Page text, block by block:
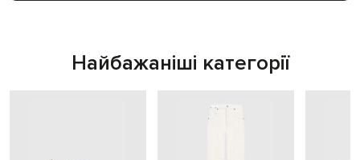
Найбажаніші категорії